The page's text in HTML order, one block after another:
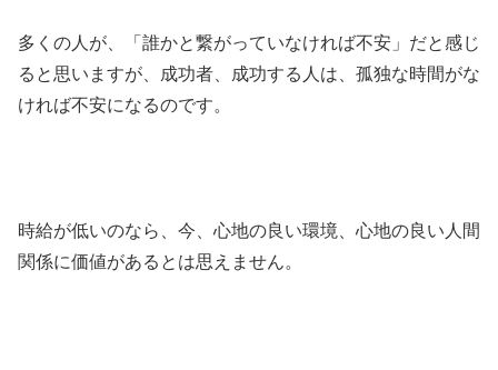
多くの人が、「誰かと繋がっていなければ不安」だと感じ
ると思いますが、成功者、成功する人は、孤独な時間がな
ければ不安になるのです。
時給が低いのなら、今、心地の良い環境、心地の良い人間
関係に価値があるとは思えません。